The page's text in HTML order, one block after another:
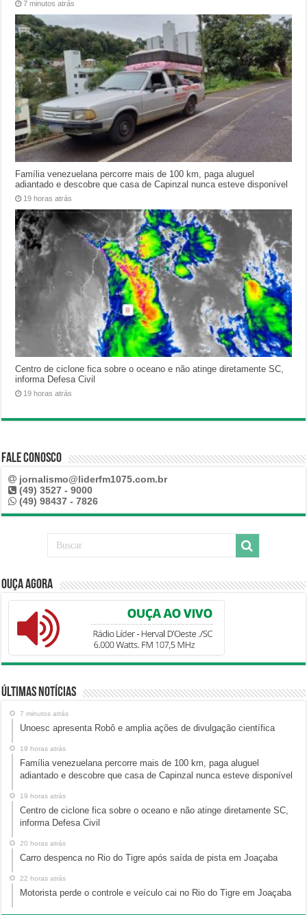
7 minutos atrás
Família venezuelana percorre mais de 100 km, paga aluguel
adiantado e descobre que casa de Capinzal nunca esteve disponível
19 horas atrás
Centro de ciclone fica sobre o oceano e não atinge diretamente SC,
informa Defesa Civil
19 horas atrás
Fale Conosco
jornalismo@liderfm1075.com.br
(49) 3527 - 9000
(49) 98437 - 7826
Ouça Agora
Últimas Notícias
7 minutos atrás
Unoesc apresenta Robô e amplia ações de divulgação científica
19 horas atrás
Família venezuelana percorre mais de 100 km, paga aluguel
adiantado e descobre que casa de Capinzal nunca esteve disponível
19 horas atrás
Centro de ciclone fica sobre o oceano e não atinge diretamente SC,
informa Defesa Civil
20 horas atrás
Carro despenca no Rio do Tigre após saída de pista em Joaçaba
22 horas atrás
Motorista perde o controle e veículo cai no Rio do Tigre em Joaçaba